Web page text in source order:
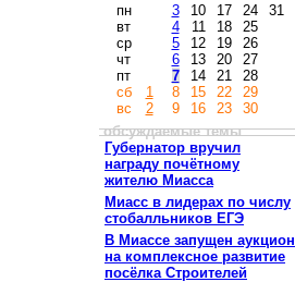
пн
вт
ср
чт
пт
сб
вс
1
2
3
4
5
6
7
8
9
10
11
12
13
14
15
16
17
18
19
20
21
22
23
24
25
26
27
28
29
30
31
обсуждаемые темы
Губернатор вручил
награду почётному
жителю Миасса
Миасс в лидерах по числу
стобалльников ЕГЭ
В Миассе запущен аукцион
на комплексное развитие
посёлка Строителей